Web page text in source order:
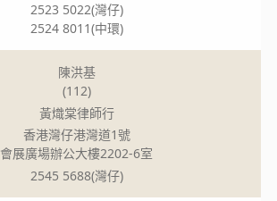
2523 5022(灣仔)
2524 8011(中環)
陳洪基
(112)
黃熾棠律師行
香港灣仔港灣道1號
會展廣場辦公大樓2202-6室
2545 5688(灣仔)